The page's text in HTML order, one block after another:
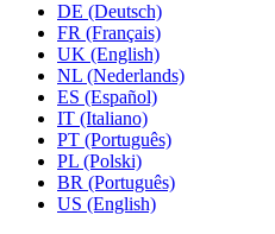
DE (Deutsch)
FR (Français)
UK (English)
NL (Nederlands)
ES (Español)
IT (Italiano)
PT (Português)
PL (Polski)
BR (Português)
US (English)